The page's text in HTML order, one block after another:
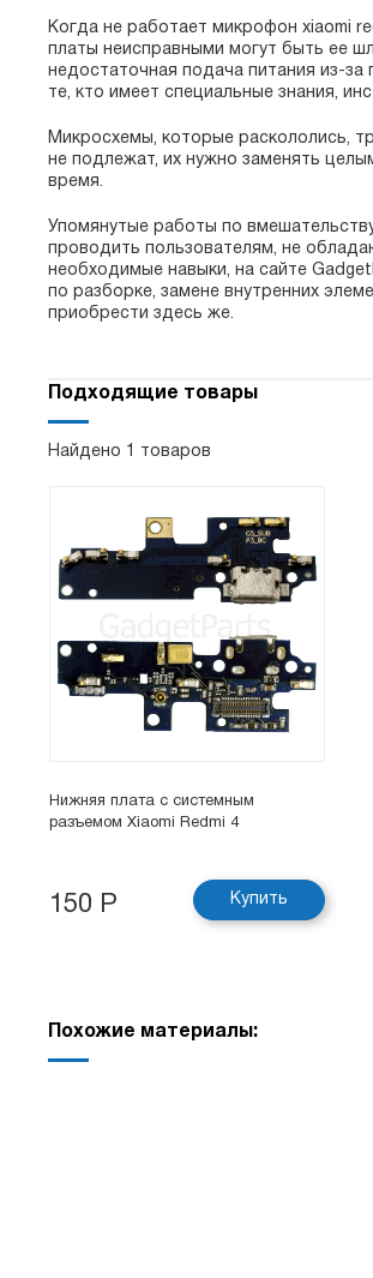
Когда не работает микрофон xiaomi
платы неисправными могут быть ее
недостаточная подача питания из-
те, кто имеет специальные знания,
Микросхемы, которые раскололись,
не подлежат, их нужно заменять
время.
Упомянутые работы по
проводить пользователям, не
необходимые навыки, на сайте
по разборке, замене внутренних
приобрести здесь же.
Подходящие товары
Найдено 1 товаров
Нижняя плата с системным
разъемом Xiaomi Redmi 4
150 Р Купить
Похожие материалы: